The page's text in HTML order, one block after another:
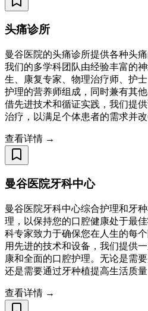
头痛诊所
曼谷医院的头痛诊所提供各种头
我们的多学科团队由经验丰富的
生、康复专家、物理治疗师、护
护理的营养师组成，同时兼有其
借先进技术和循证实践，我们提
治疗，以满足个体患者的需求并
查看详情 →
曼谷医院牙科中心
曼谷医院牙科中心综合护理和牙
理，以保持您的口腔健康处于最
科专家致力于确保您在人生的每
用先进的技术和设备，我们提供
康和全面的口腔护理。无论是需
还是需要通过牙种植提高生活质量
查看详情 →